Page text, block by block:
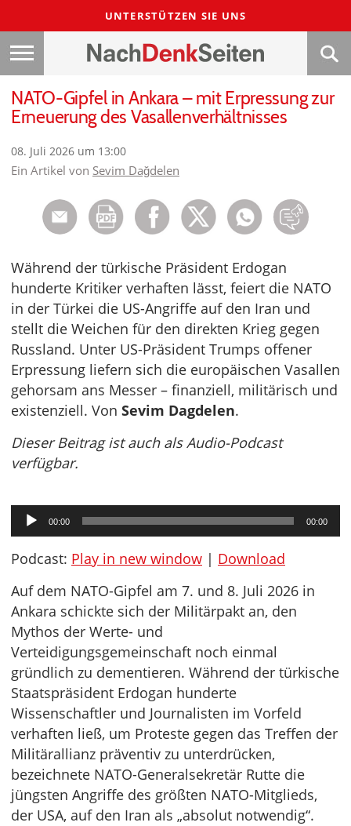
UNTERSTÜTZEN SIE UNS
NATO-Gipfel in Ankara – mit Erpressung zur
Erneuerung des Vasallenverhältnisses
08. Juli 2026 um 13:00
Ein Artikel von Sevim Dağdelen
Während der türkische Präsident Erdogan
hunderte Kritiker verhaften lässt, feiert die NATO
in der Türkei die US-Angriffe auf den Iran und
stellt die Weichen für den direkten Krieg gegen
Russland. Unter US-Präsident Trumps offener
Erpressung liefern sich die europäischen Vasallen
gehorsam ans Messer – finanziell, militärisch und
existenziell. Von Sevim Dagdelen.
Dieser Beitrag ist auch als Audio-Podcast
verfügbar.
Audio-
Player
00:00 00:00
Podcast: Play in new window | Download
Auf dem NATO-Gipfel am 7. und 8. Juli 2026 in
Ankara schickte sich der Militärpakt an, den
Mythos der Werte- und
Verteidigungsgemeinschaft noch einmal
gründlich zu dementieren. Während der türkische
Staatspräsident Erdogan hunderte
Wissenschaftler und Journalisten im Vorfeld
verhaften ließ, um Proteste gegen das Treffen der
Militärallianz präventiv zu unterdrücken,
bezeichnete NATO-Generalsekretär Rutte die
jüngsten Angriffe des größten NATO-Mitglieds,
der USA, auf den Iran als „absolut notwendig“.